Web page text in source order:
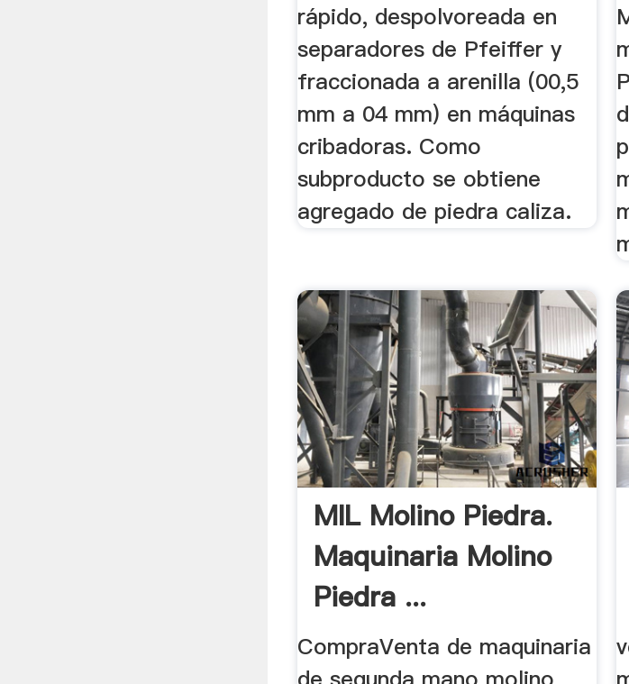
rápido, despolvoreada en
separadores de Pfeiffer y
fraccionada a arenilla (00,5
mm a 04 mm) en máquinas
cribadoras. Como
subproducto se obtiene
agregado de piedra caliza.
MIL Molino Piedra.
Maquinaria Molino
Piedra ...
CompraVenta de maquinaria